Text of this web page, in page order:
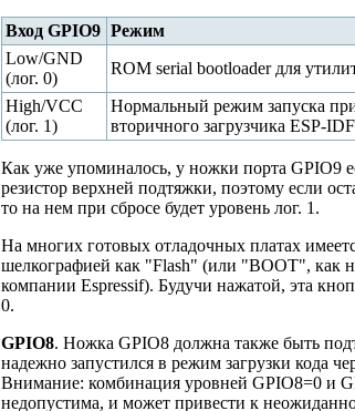
Вход GPIO9 Режим
Low/GND
(лог. 0)
ROM serial bootloader для
High/VCC
(лог. 1)
Нормальный режим запуска
вторичного загрузчика ESP-
Как уже упоминалось, у ножки порта GPIO9
резистор верхней подтяжки, поэтому если
то на нем при сбросе будет уровень лог. 1.
На многих готовых отладочных платах
шелкографией как "Flash" (или "BOOT", как
компании Espressif). Будучи нажатой, эта
0.
GPIO8. Ножка GPIO8 должна также быть
надежно запустился в режим загрузки кода
Внимание: комбинация уровней GPIO8=0 и
недопустима, и может привести к